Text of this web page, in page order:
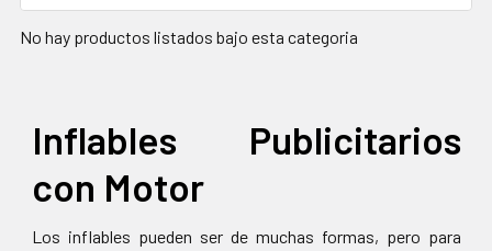
No hay productos listados bajo esta categoria
Inflables Publicitarios
con Motor
Los inflables pueden ser de muchas formas, pero para